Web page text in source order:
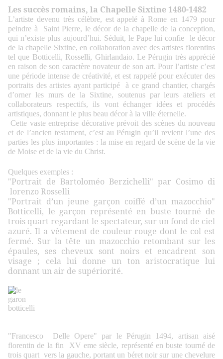
Les succès romains, la Chapelle Sixtine 1480-1482
L’artiste devenu très célèbre, est appelé à Rome en 1479 pour
peindre à Saint Pierre, le décor de la chapelle de la conception,
qui n’existe plus aujourd’hui. Séduit, le Pape lui confie le décor
de la chapelle Sixtine, en collaboration avec des artistes florentins
tel que Botticelli, Rosselli, Ghirlandaio. Le Pérugin très apprécié
en raison de son caractère novateur de son art. Pour l’artiste c’est
une période intense de créativité, et est rappelé pour exécuter des
portraits des artistes ayant participé à ce grand chantier, chargés
d’orner les murs de la Sixtine, soutenus par leurs ateliers et
collaborateurs respectifs, ils vont échanger idées et procédés
artistiques, donnant le plus beau décor à la ville éternelle.
Cette vaste entreprise décorative prévoit des scènes du nouveau
et de l’ancien testament, c’est au Pérugin qu’il revient l’une des
parties les plus importantes : la mise en regard de scène de la vie
de Moise et de la vie du Christ.
Quelques exemples :
"Portrait de Bartoloméo Berzichelli" par Cosimo di
lorenzo Rosselli
"Portrait d’un jeune garçon coiffé d’un mazocchio"
Botticelli, le garçon représenté en buste tourné de
trois quart regardant le spectateur, sur un fond de ciel
azuré. Il a vêtement de couleur rouge dont le col est
fermé. Sur la tête un mazocchio retombant sur les
épaules, ses cheveux sont noirs et encadrent son
visage ; cela lui donne un ton aristocratique lui
donnant un air de supériorité.
"Francesco Delle Opere" par le Pérugin 1494, artisan aisé
florentin de la fin XV eme siècle, représenté en buste tourné de
trois quart vers la gauche, portant un béret noir sur une chevelure